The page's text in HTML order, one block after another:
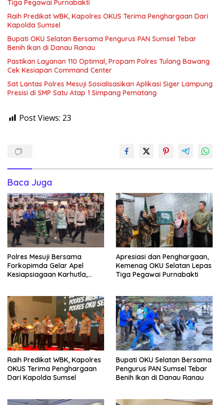
Tiga Pegawai Purnabakti
Raih Predikat WBK, Kapolres OKUS Terima Penghargaan Dari
Kapolda Sumsel
Bupati OKU Selatan Bersama Pengurus PAN Sumsel Tebar
Benih Ikan di Danau Ranau
Pastikan Layanan 110 Optimal, Propam Polres Tulang Bawang
Cek Kesiapan Command Center
Sat Lantas Polres Mesuji Sosialisasikan Aplikasi Siger Lampung
Presisi di SMP Satu Atap 1 Simpang Pematang
Post Views: 23
Baca Juga
Polres Mesuji Bersama
Forkopimda Gelar Apel
Kesiapsiagaan Karhutla,
Apresiasi dan Penghargaan,
Kemenag OKU Selatan Lepas
Tiga Pegawai Purnabakti
Raih Predikat WBK, Kapolres
OKUS Terima Penghargaan
Dari Kapolda Sumsel
Bupati OKU Selatan Bersama
Pengurus PAN Sumsel Tebar
Benih Ikan di Danau Ranau